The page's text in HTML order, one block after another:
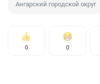
Ангарский городской округ
0 0